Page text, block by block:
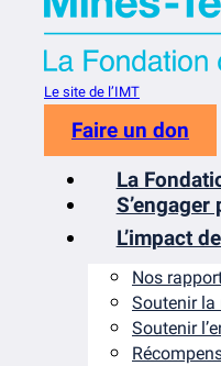
Le site de l’IMT
Faire un don
La
S’engager
L’impact
Nos
Soutenir la
Soutenir